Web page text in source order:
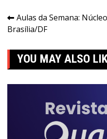
Navegação
de
Post
Aulas da Semana: Núcleo
Brasília/DF
YOU MAY ALSO